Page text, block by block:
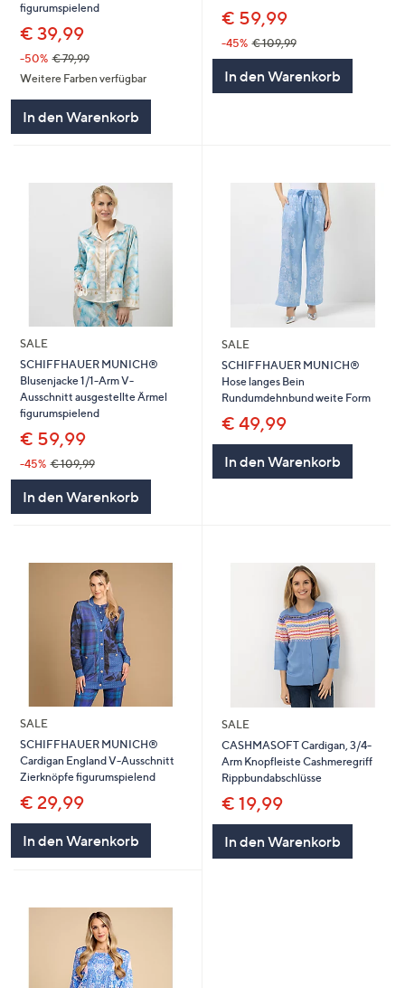
figurumspielend
€ 39,99
-50% € 79,99
Weitere Farben verfügbar
In den Warenkorb
€ 59,99
-45% € 109,99
In den Warenkorb
SALE
SCHIFFHAUER MUNICH®
Blusenjacke 1/1-Arm V-
Ausschnitt ausgestellte Ärmel
figurumspielend
€ 59,99
-45% € 109,99
In den Warenkorb
SALE
SCHIFFHAUER MUNICH®
Hose langes Bein
Rundumdehnbund weite Form
€ 49,99
In den Warenkorb
SALE
SCHIFFHAUER MUNICH®
Cardigan England V-Ausschnitt
Zierknöpfe figurumspielend
€ 29,99
In den Warenkorb
SALE
CASHMASOFT Cardigan, 3/4-
Arm Knopfleiste Cashmeregriff
Rippbundabschlüsse
€ 19,99
In den Warenkorb